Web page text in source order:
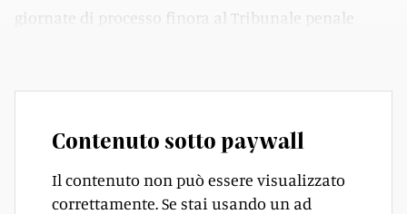
giornate di processo finora al Tribunale penale
Contenuto sotto paywall
Il contenuto non può essere visualizzato
correttamente. Se stai usando un ad